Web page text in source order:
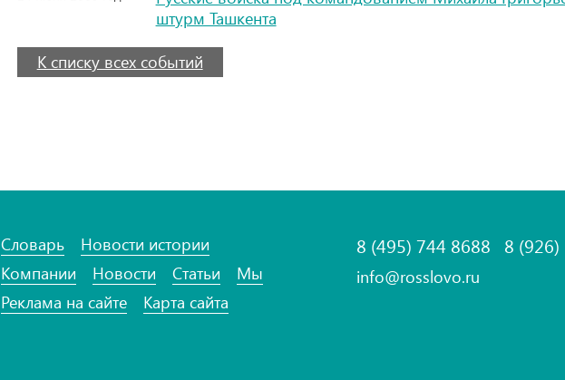
штурм Ташкента
К списку всех событий
Словарь
Новости истории
Компании
Новости Статьи
Мы
Реклама на сайте
Карта сайта
8 (495) 744 8688 8
info@rosslovo.ru